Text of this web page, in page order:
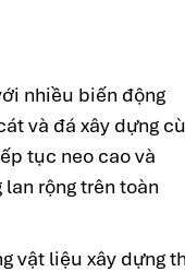
nhiều biến động
và đá xây dựng
tục neo cao và
rộng trên toàn
vật liệu xây dựng